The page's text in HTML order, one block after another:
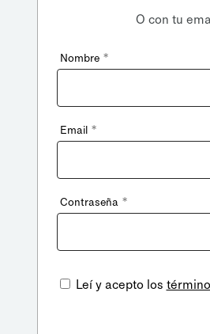
O con tu
Nombre *
Email *
Contraseña *
Leí y acepto los